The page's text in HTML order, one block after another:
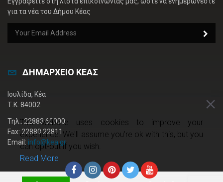
για τα νέα του Δήμου Κέας
ΔΗΜΑΡΧΕΙΟ ΚΕΑΣ
Ιουλίδα, Κέα
Τ.Κ. 84002
Τηλ.: 22883 60000
Fax: 22880 22811
Email: info@kea.gr
This website uses cookies to improve your
experience. We'll assume you're ok with this, but you
can opt-out if you wish.
Read More